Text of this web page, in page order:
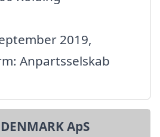
2019,
Anpartsselskab
ApS